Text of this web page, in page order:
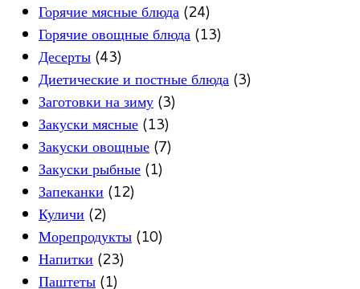
Горячие мясные блюда (24)
Горячие овощные блюда (13)
Десерты (43)
Диетические и постные блюда (3)
Заготовки на зиму (3)
Закуски мясные (13)
Закуски овощные (7)
Закуски рыбные (1)
Запеканки (12)
Куличи (2)
Морепродукты (10)
Напитки (23)
Паштеты (1)